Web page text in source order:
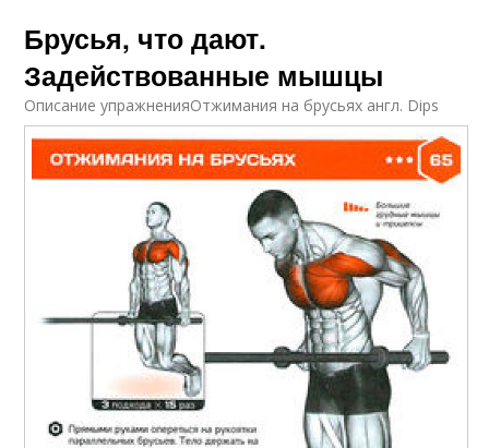
Брусья, что дают.
Задействованные мышцы
Описание упражненияОтжимания на брусьях англ. Dips